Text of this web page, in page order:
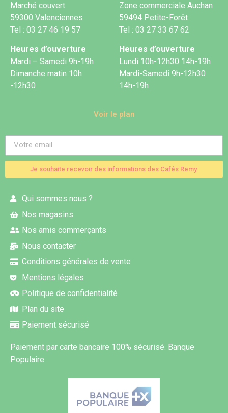
Marché couvert
59300 Valenciennes
Tel : 03 27 46 19 57
Heures d’ouverture
Mardi – Samedi 9h-19h
Dimanche matin 10h
-12h30
Zone commerciale Auchan
59494 Petite-Forêt
Tel : 03 27 33 67 62
Heures d’ouverture
Lundi 10h-12h30 14h-19h
Mardi-Samedi 9h-12h30
14h-19h
Voir le plan
Je souhaite recevoir des informations des Cafés Remy.
Qui sommes nous ?
Nos magasins
Nos amis commerçants
Nous contacter
Conditions générales de vente
Mentions légales
Politique de confidentialité
Plan du site
Paiement sécurisé
Paiement par carte bancaire 100% sécurisé. Banque
Populaire